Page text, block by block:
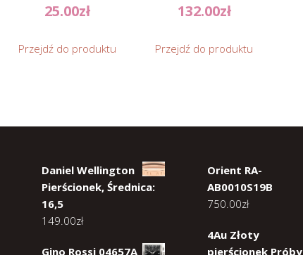
25.00zł
Przejdź do produktu
132.00zł
Przejdź do produktu
Daniel Wellington
Pierścionek, Średnica:
16,5
149.00zł
Gino Rossi 04657A
Orient RA-
AB0010S19B
750.00zł
4Au Złoty
pierścionek Próby